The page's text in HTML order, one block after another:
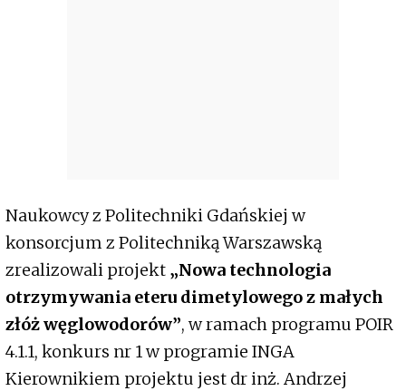
Naukowcy z Politechniki Gdańskiej w
konsorcjum z Politechniką Warszawską
zrealizowali projekt „Nowa technologia
otrzymywania eteru dimetylowego z małych
złóż węglowodorów”, w ramach programu POIR
4.1.1, konkurs nr 1 w programie INGA
Kierownikiem projektu jest dr inż. Andrzej